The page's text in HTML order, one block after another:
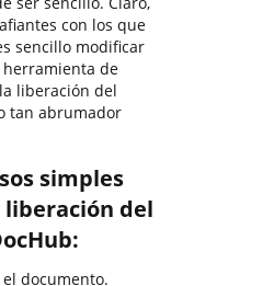
con los que
sencillo modificar
de
liberación del
tan abrumador
simples
del
documento.